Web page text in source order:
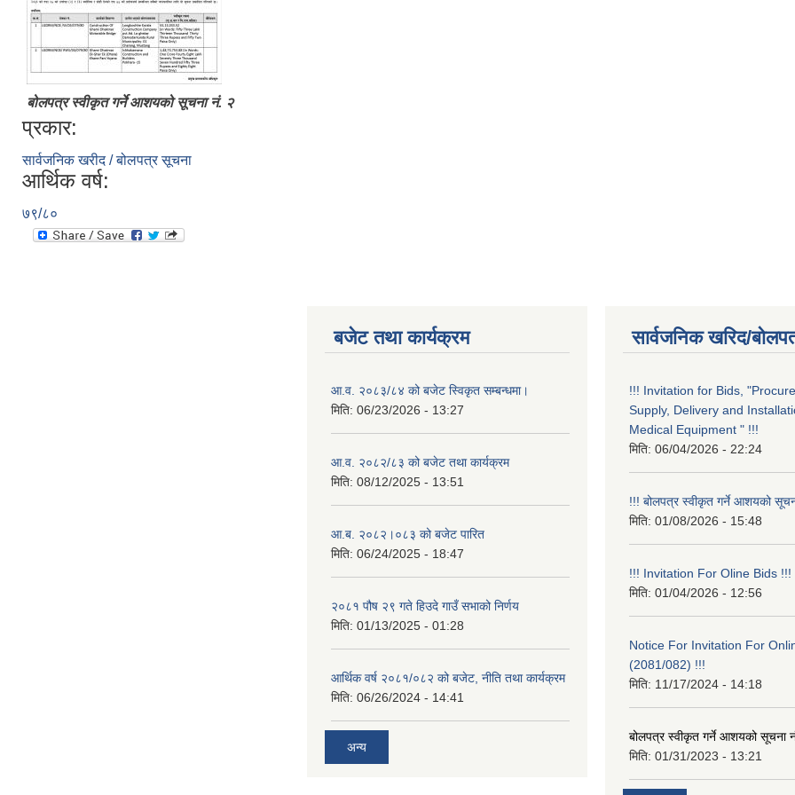
बोलपत्र स्वीकृत गर्ने आशयको सूचना नं. २
प्रकार:
सार्वजनिक खरीद / बोलपत्र सूचना
आर्थिक वर्ष:
७९/८०
बजेट तथा कार्यक्रम
आ.व. २०८३/८४ को बजेट स्विकृत सम्बन्धमा।
मिति: 06/23/2026 - 13:27
आ.व. २०८२/८३ को बजेट तथा कार्यक्रम
मिति: 08/12/2025 - 13:51
आ.ब. २०८२।०८३ को बजेट पारित
मिति: 06/24/2025 - 18:47
२०८१ पौष २९ गते हिउदे गाउँ सभाको निर्णय
मिति: 01/13/2025 - 01:28
आर्थिक वर्ष २०८१/०८२ को बजेट, नीति तथा कार्यक्रम
मिति: 06/26/2024 - 14:41
अन्य
सार्वजनिक खरिद/
!!! Invitation for Bids,
Supply, Delivery and
Medical Equipment " !!!
मिति: 06/04/2026 - 22:24
!!! बोलपत्र स्वीकृत गर्ने आशयको
मिति: 01/08/2026 - 15:48
!!! Invitation For Oline Bids !!!
मिति: 01/04/2026 - 12:56
Notice For Invitation For
(2081/082) !!!
मिति: 11/17/2024 - 14:18
बोलपत्र स्वीकृत गर्ने आशयको सूचना
मिति: 01/31/2023 - 13:21